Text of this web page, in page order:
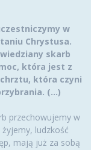
w
Chrystusa.
skarb
która jest z
chrztu, która czyni
(…)
przechowujemy w
żyjemy, ludzkość
mają już za sobą